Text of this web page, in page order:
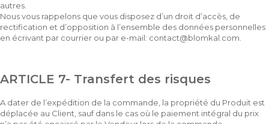
autres.
Nous vous rappelons que vous disposez d’un droit d’accès, de
rectification et d’opposition à l’ensemble des données personnelles
en écrivant par courrier ou par e-mail: contact@blomkal.com
ARTICLE 7- Transfert des risques
A dater de l’expédition de la commande, la propriété du Produit est
déplacée au Client, sauf dans le cas où le paiement intégral du prix